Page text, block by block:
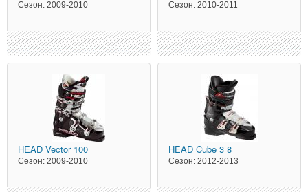
Сезон: 2009-2010 Сезон: 2010-2011
HEAD Vector 100
Сезон: 2009-2010
HEAD Cube 3 8
Сезон: 2012-2013